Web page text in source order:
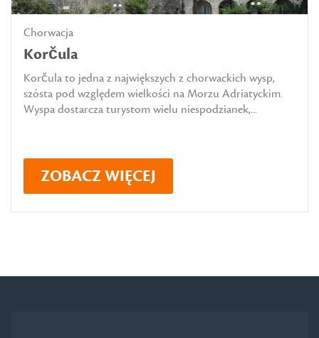
Chorwacja
Korčula
Korčula to jedna z największych z chorwackich wysp,
szósta pod względem wielkości na Morzu Adriatyckim.
Wyspa dostarcza turystom wielu niespodzianek,...
ZOBACZ WIĘCEJ